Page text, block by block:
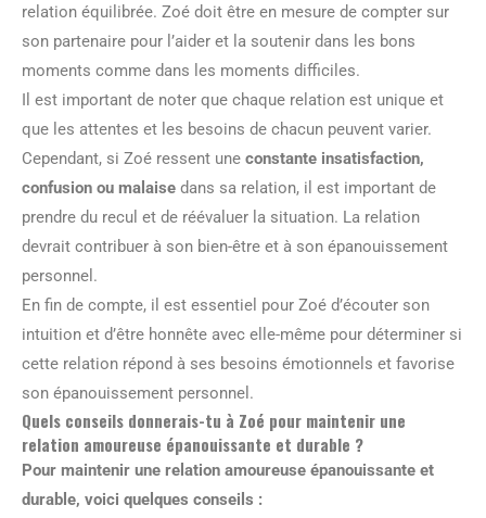
relation équilibrée. Zoé doit être en mesure de compter sur
son partenaire pour l’aider et la soutenir dans les bons
moments comme dans les moments difficiles.
Il est important de noter que chaque relation est unique et
que les attentes et les besoins de chacun peuvent varier.
Cependant, si Zoé ressent une constante insatisfaction,
confusion ou malaise dans sa relation, il est important de
prendre du recul et de réévaluer la situation. La relation
devrait contribuer à son bien-être et à son épanouissement
personnel.
En fin de compte, il est essentiel pour Zoé d’écouter son
intuition et d’être honnête avec elle-même pour déterminer si
cette relation répond à ses besoins émotionnels et favorise
son épanouissement personnel.
Quels conseils donnerais-tu à Zoé pour maintenir une
relation amoureuse épanouissante et durable ?
Pour maintenir une relation amoureuse épanouissante et
durable, voici quelques conseils :